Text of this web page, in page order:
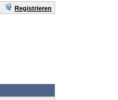
Registrieren